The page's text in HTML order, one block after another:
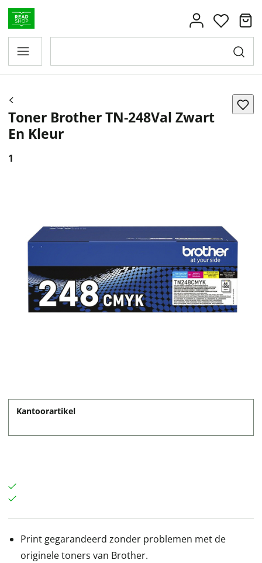
Toner Brother TN-248Val Zwart
En Kleur
1
Kantoorartikel
Print gegarandeerd zonder problemen met de
originele toners van Brother.